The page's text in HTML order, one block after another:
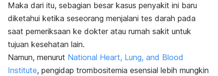
Maka dari itu, sebagian besar kasus penyakit ini baru
diketahui ketika seseorang menjalani tes darah pada
saat pemeriksaan ke dokter atau rumah sakit untuk
tujuan kesehatan lain.
Namun, menurut National Heart, Lung, and Blood
Institute, pengidap trombositemia esensial lebih mungkin